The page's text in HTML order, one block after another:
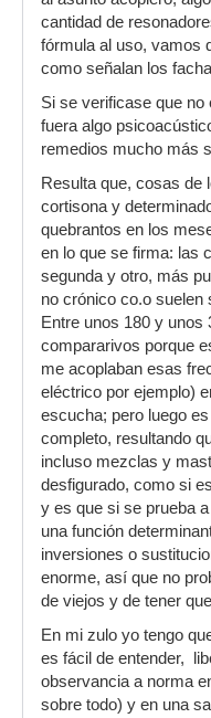
cantidad de
fórmula al uso, vamos
como señalan los
Si se verificase que
fuera algo
remedios mucho más
Resulta que, cosas de
cortisona y
quebrantos en los
en lo que se firma: las
segunda y otro, más
no crónico co.o suelen
Entre unos 180 y unos
compararivos porque
me acoplaban esas
eléctrico por ejemplo)
escucha; pero luego
completo, resultando
incluso mezclas y
desfigurado, como si
y es que si se prueba
una función
inversiones o
enorme, así que no
de viejos y de tener
En mi zulo yo tengo
es fácil de entender,
observancia a norma
sobre todo) y en una